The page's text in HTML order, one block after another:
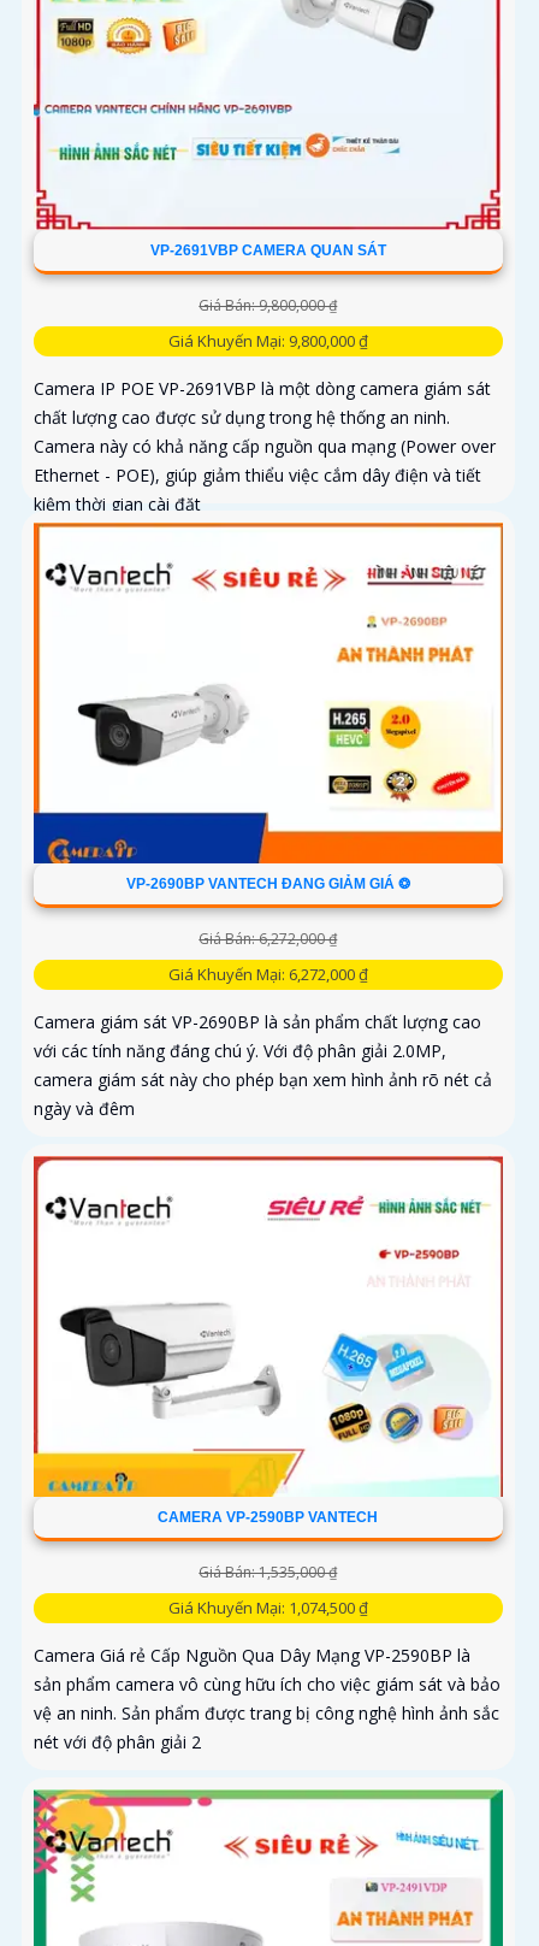
VP-2691VBP CAMERA QUAN SÁT
Giá Bán: 9,800,000 ₫
Giá Khuyến Mại: 9,800,000 ₫
Camera IP POE VP-2691VBP là một dòng camera giám sát
chất lượng cao được sử dụng trong hệ thống an ninh.
Camera này có khả năng cấp nguồn qua mạng (Power over
Ethernet - POE), giúp giảm thiểu việc cắm dây điện và tiết
kiệm thời gian cài đặt
VP-2690BP VANTECH ĐANG GIẢM GIÁ ❂
Giá Bán: 6,272,000 ₫
Giá Khuyến Mại: 6,272,000 ₫
Camera giám sát VP-2690BP là sản phẩm chất lượng cao
với các tính năng đáng chú ý. Với độ phân giải 2.0MP,
camera giám sát này cho phép bạn xem hình ảnh rõ nét cả
ngày và đêm
CAMERA VP-2590BP VANTECH
Giá Bán: 1,535,000 ₫
Giá Khuyến Mại: 1,074,500 ₫
Camera Giá rẻ Cấp Nguồn Qua Dây Mạng VP-2590BP là
sản phẩm camera vô cùng hữu ích cho việc giám sát và bảo
vệ an ninh. Sản phẩm được trang bị công nghệ hình ảnh sắc
nét với độ phân giải 2